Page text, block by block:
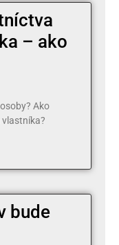
– ako
Ako
bude